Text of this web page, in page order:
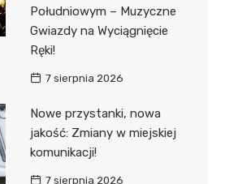
Południowym – Muzyczne
Gwiazdy na Wyciągnięcie
Ręki!
7 sierpnia 2026
Nowe przystanki, nowa
jakość: Zmiany w miejskiej
komunikacji!
7 sierpnia 2026